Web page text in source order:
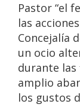
Pastor “el
las
Concejalía
un ocio
durante las
amplio
los gustos